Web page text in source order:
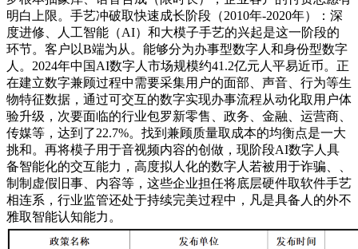
明白上限。手艺冲破取快速成长阶段（2010年-2020年）：深
度进修、人工智能（AI）和大模子手艺的兴起是这一阶段的
环节。客户以B端为从。能够分为办事型数字人和身份型数字
人。2024年中国AI数字人市场规模约41.2亿元人平易近币。正
在建立数字兼顾过程中需要采集用户的面部、声音、行为等生
物特征数据，通过可交互的数字实现办事流程从动化取用户体
验升级，次要面临的行业包罗新零售、政务、金融、运营商、
传媒等，达到了22.7%。找到兼顾质量取成本的均衡点是一大
挑和。再将模子用于音视频内容的创做，现阶段AI数字人具
备智能化的交互能力，高度拟人化的数字人若被用于诈骗、、
制制虚假旧事、内容等，这些企业担任将底层硬件取软件手艺
相连系，行业监管还处于持续完美过程中，凡是具备人的外不
雅取智能认知能力。